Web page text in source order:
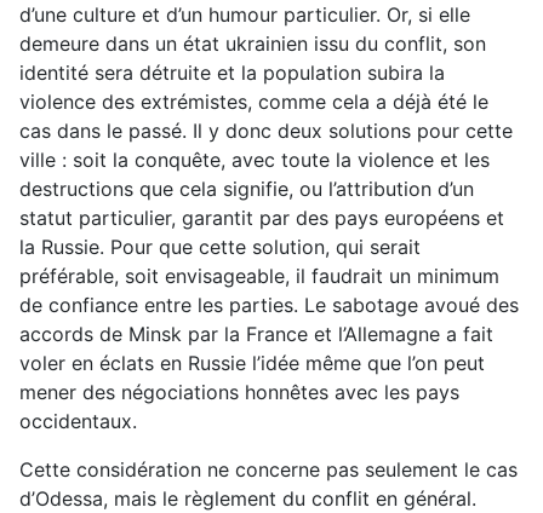
d’une culture et d’un humour particulier. Or, si elle
demeure dans un état ukrainien issu du conflit, son
identité sera détruite et la population subira la
violence des extrémistes, comme cela a déjà été le
cas dans le passé. Il y donc deux solutions pour cette
ville : soit la conquête, avec toute la violence et les
destructions que cela signifie, ou l’attribution d’un
statut particulier, garantit par des pays européens et
la Russie. Pour que cette solution, qui serait
préférable, soit envisageable, il faudrait un minimum
de confiance entre les parties. Le sabotage avoué des
accords de Minsk par la France et l’Allemagne a fait
voler en éclats en Russie l’idée même que l’on peut
mener des négociations honnêtes avec les pays
occidentaux.
Cette considération ne concerne pas seulement le cas
d’Odessa, mais le règlement du conflit en général.